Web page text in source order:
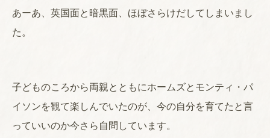
あーあ、英国面と暗黒面、ほぼさらけだしてしまいまし
た。
子どものころから両親とともにホームズとモンティ・パ
イソンを観て楽しんでいたのが、今の自分を育てたと言
っていいのか今さら自問しています。